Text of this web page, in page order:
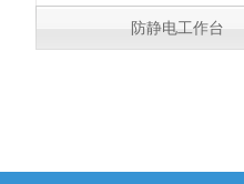
防静电工作台